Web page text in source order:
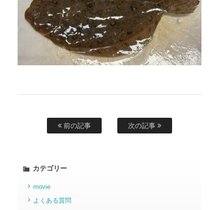
前の記事 次の記事
カテゴリー
movie
よくある質問